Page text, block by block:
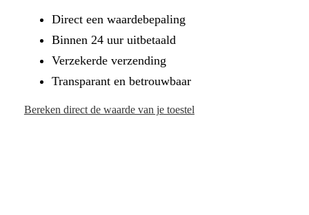
Direct een waardebepaling
Binnen 24 uur uitbetaald
Verzekerde verzending
Transparant en betrouwbaar
Bereken direct de waarde van je toestel